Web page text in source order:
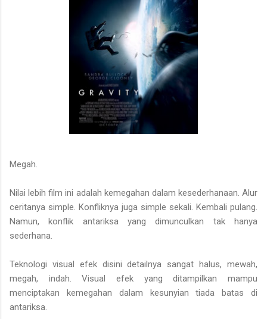
Megah.
Nilai lebih film ini adalah kemegahan dalam kesederhanaan. Alur
ceritanya simple. Konfliknya juga simple sekali. Kembali pulang.
Namun, konflik antariksa yang dimunculkan tak hanya
sederhana.
Teknologi visual efek disini detailnya sangat halus, mewah,
megah, indah. Visual efek yang ditampilkan mampu
menciptakan kemegahan dalam kesunyian tiada batas di
antariksa.